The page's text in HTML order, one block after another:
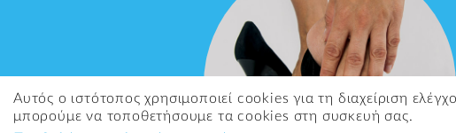
Αυτός ο ιστότοπος χρησιμοποιεί cookies για τη διαχείριση
μπορούμε να τοποθετήσουμε τα cookies στη συσκευή σας.